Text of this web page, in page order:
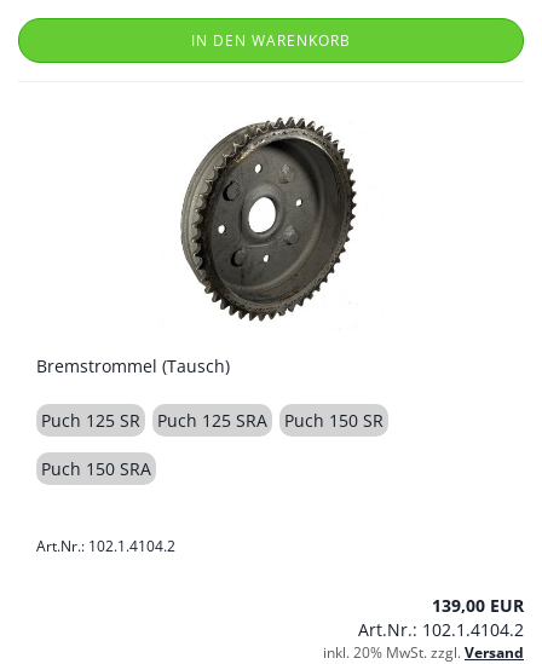
IN DEN WARENKORB
Bremstrommel (Tausch)
Puch 125 SR Puch 125 SRA Puch 150 SR
Puch 150 SRA
Art.Nr.: 102.1.4104.2
139,00 EUR
Art.Nr.: 102.1.4104.2
inkl. 20% MwSt. zzgl.Versand